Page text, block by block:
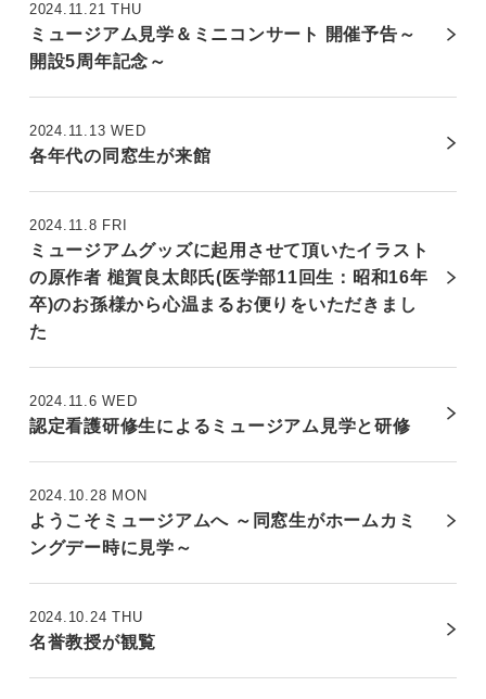
2024.11.21 THU
ミュージアム見学＆ミニコンサート 開催予告～
開設5周年記念～
2024.11.13 WED
各年代の同窓生が来館
2024.11.8 FRI
ミュージアムグッズに起用させて頂いたイラスト
の原作者 槌賀良太郎氏(医学部11回生：昭和16年
卒)のお孫様から心温まるお便りをいただきまし
た
2024.11.6 WED
認定看護研修生によるミュージアム見学と研修
2024.10.28 MON
ようこそミュージアムへ ～同窓生がホームカミ
ングデー時に見学～
2024.10.24 THU
名誉教授が観覧